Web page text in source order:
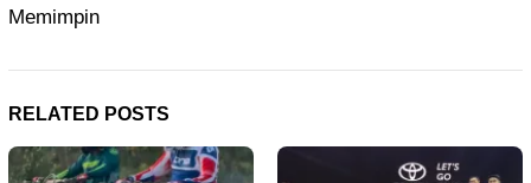
Memimpin
RELATED POSTS